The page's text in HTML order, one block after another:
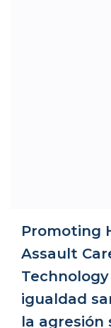
Promoting
Assault
igualdad
la agresión